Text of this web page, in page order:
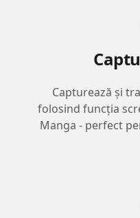
Capturează și
folosind funcția
Manga - perfect